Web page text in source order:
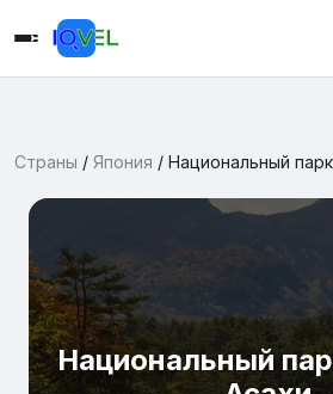
Страны / Япония / Национальный
Национальный